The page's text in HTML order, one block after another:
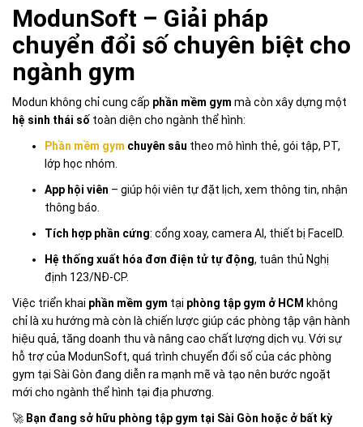
ModunSoft – Giải pháp
chuyển đổi số chuyên biệt cho
ngành gym
Modun không chỉ cung cấp phần mềm gym mà còn xây dựng một
hệ sinh thái số toàn diện cho ngành thể hình:
Phần mềm gym chuyên sâu theo mô hình thẻ, gói tập, PT,
lớp học nhóm.
App hội viên – giúp hội viên tự đặt lịch, xem thông tin, nhận
thông báo.
Tích hợp phần cứng: cổng xoay, camera AI, thiết bị FaceID.
Hệ thống xuất hóa đơn điện tử tự động, tuân thủ Nghị
định 123/NĐ-CP.
Việc triển khai phần mềm gym tại phòng tập gym ở HCM không
chỉ là xu hướng mà còn là chiến lược giúp các phòng tập vận hành
hiệu quả, tăng doanh thu và nâng cao chất lượng dịch vụ. Với sự
hỗ trợ của ModunSoft, quá trình chuyển đổi số của các phòng
gym tại Sài Gòn đang diễn ra mạnh mẽ và tạo nên bước ngoặt
mới cho ngành thể hình tại địa phương.
🚀 Bạn đang sở hữu phòng tập gym tại Sài Gòn hoặc ở bất kỳ